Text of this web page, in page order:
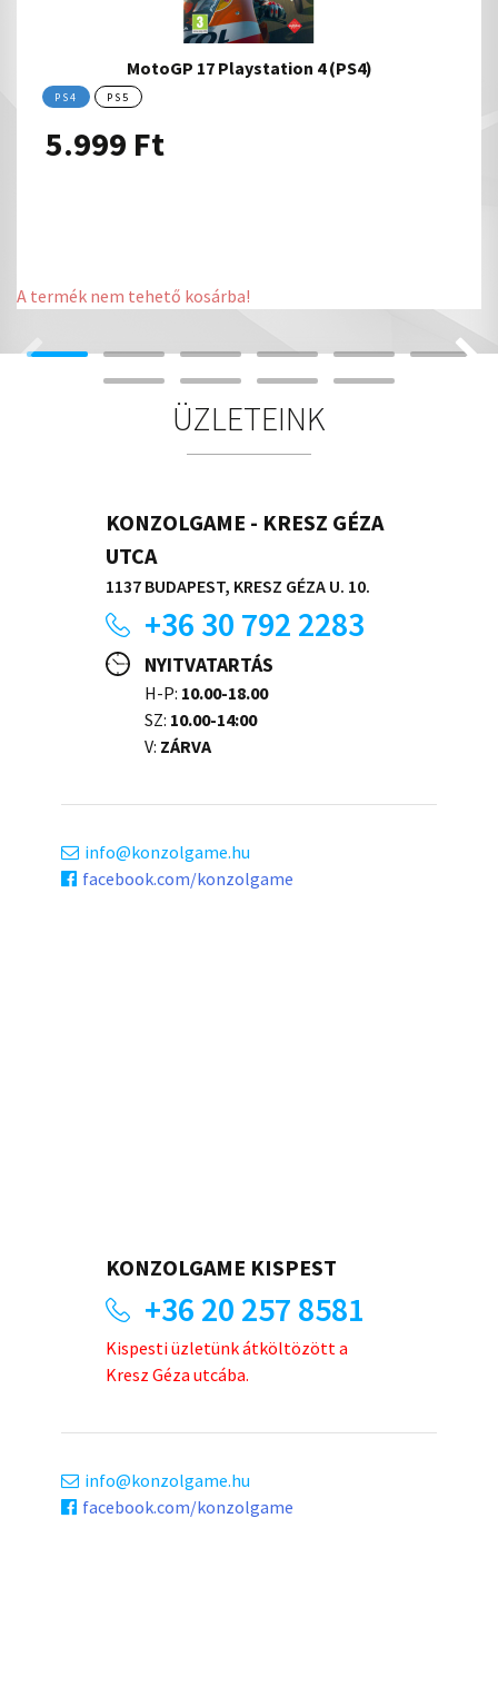
MotoGP 17 Playstation 4 (PS4)
PS4 PS5
5.999 Ft
A termék nem tehető kosárba!
ÜZLETEINK
KONZOLGAME - KRESZ GÉZA
UTCA
1137 BUDAPEST, KRESZ GÉZA U. 10.
+36 30 792 2283
NYITVATARTÁS
H-P: 10.00-18.00
SZ: 10.00-14:00
V: ZÁRVA
info
konzolgame.hu
facebook.com/konzolgame
KONZOLGAME KISPEST
+36 20 257 8581
Kispesti üzletünk átköltözött a
Kresz Géza utcába.
info
konzolgame.hu
facebook.com/konzolgame